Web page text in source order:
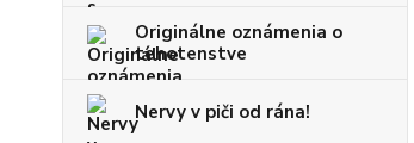
Originálne oznámenia o
tehotenstve
Nervy v piči od rána!